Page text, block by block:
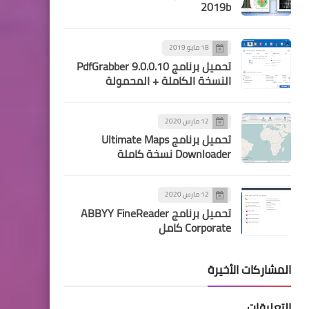
2019b
18 مايو 2019
تحميل برنامج PdfGrabber 9.0.0.10
النسخة الكاملة + المحمولة
12 مارس 2020
تحميل برنامج Ultimate Maps
Downloader نسخة كاملة
12 مارس 2020
تحميل برنامج ABBYY FineReader
Corporate كامل
المشاركات الأخيرة